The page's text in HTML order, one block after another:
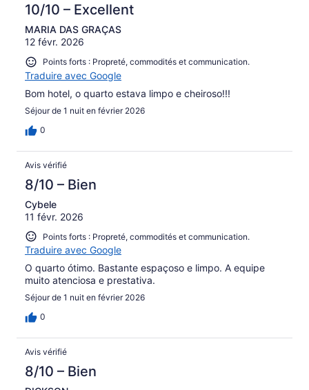
10/10 – Excellent
MARIA DAS GRAÇAS
12 févr. 2026
Points forts : Propreté, commodités et communication.
Traduire avec Google
Bom hotel, o quarto estava limpo e cheiroso!!!
Séjour de 1 nuit en février 2026
0
Avis vérifié
8/10 – Bien
Cybele
11 févr. 2026
Points forts : Propreté, commodités et communication.
Traduire avec Google
O quarto ótimo. Bastante espaçoso e limpo. A equipe
muito atenciosa e prestativa.
Séjour de 1 nuit en février 2026
0
Avis vérifié
8/10 – Bien